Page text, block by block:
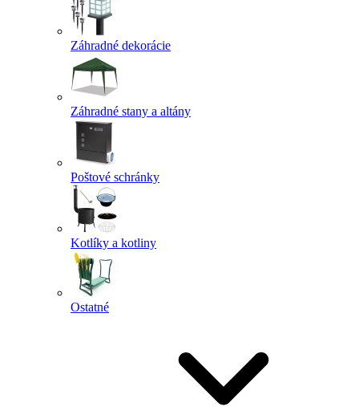
Záhradné dekorácie
Záhradné stany a altány
Poštové schránky
Kotlíky a kotliny
Ostatné